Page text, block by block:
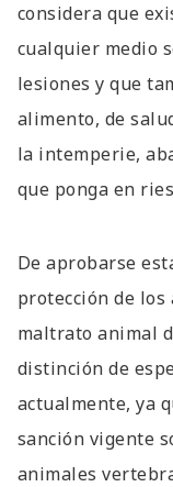
considera que
cualquier medio
lesiones y que
alimento, de
la intemperie,
que ponga en
De aprobarse
protección de
maltrato animal
distinción de
actualmente, ya
sanción vigente
animales